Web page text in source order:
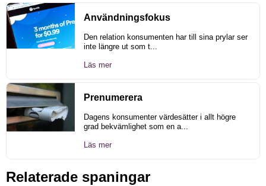
Användningsfokus
Den relation konsumenten har till sina prylar ser
inte längre ut som t...
Läs mer
Prenumerera
Dagens konsumenter värdesätter i allt högre
grad bekvämlighet som en a...
Läs mer
Relaterade spaningar